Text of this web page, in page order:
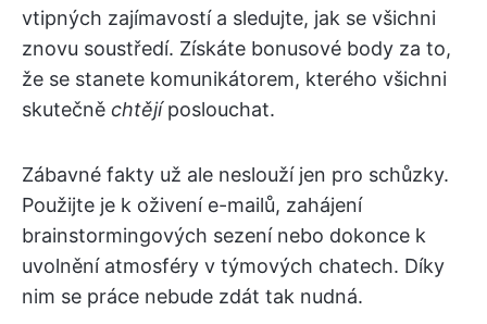
vtipných zajímavostí a sledujte, jak se všichni
znovu soustředí. Získáte bonusové body za to,
že se stanete komunikátorem, kterého všichni
skutečně chtějíposlouchat.
Zábavné fakty už ale neslouží jen pro schůzky.
Použijte je k oživení e-mailů, zahájení
brainstormingových sezení nebo dokonce k
uvolnění atmosféry v týmových chatech. Díky
nim se práce nebude zdát tak nudná.